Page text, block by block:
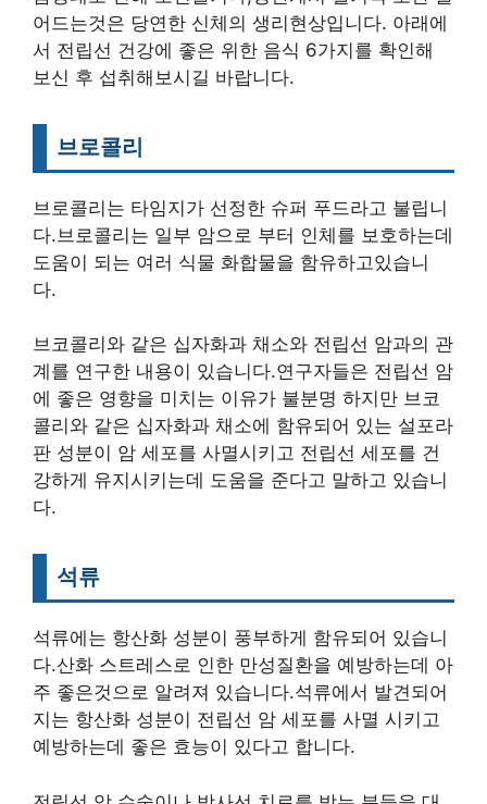
어드는것은 당연한 신체의 생리현상입니다. 아래에
서 전립선 건강에 좋은 위한 음식 6가지를 확인해
보신 후 섭취해보시길 바랍니다.
브로콜리
브로콜리는 타임지가 선정한 슈퍼 푸드라고 불립니
다.브로콜리는 일부 암으로 부터 인체를 보호하는데
도움이 되는 여러 식물 화합물을 함유하고있습니
다.
브코콜리와 같은 십자화과 채소와 전립선 암과의 관
계를 연구한 내용이 있습니다.연구자들은 전립선 암
에 좋은 영향을 미치는 이유가 불분명 하지만 브코
콜리와 같은 십자화과 채소에 함유되어 있는 설포라
판 성분이 암 세포를 사멸시키고 전립선 세포를 건
강하게 유지시키는데 도움을 준다고 말하고 있습니
다.
석류
석류에는 항산화 성분이 풍부하게 함유되어 있습니
다.산화 스트레스로 인한 만성질환을 예방하는데 아
주 좋은것으로 알려져 있습니다.석류에서 발견되어
지는 항산화 성분이 전립선 암 세포를 사멸 시키고
예방하는데 좋은 효능이 있다고 합니다.